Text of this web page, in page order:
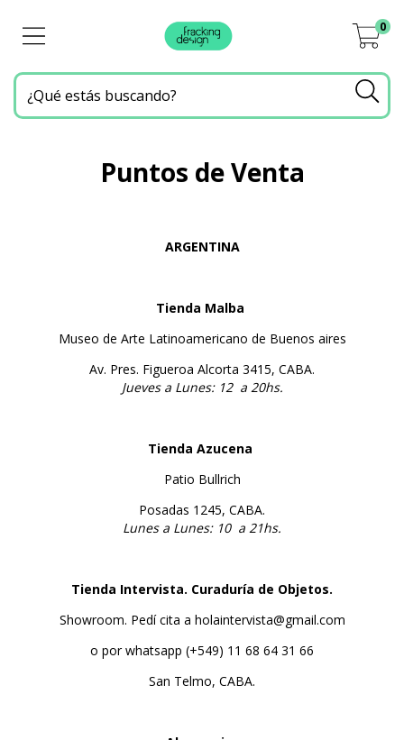
0
Puntos de Venta
ARGENTINA
Tienda Malba
Museo de Arte Latinoamericano de Buenos aires
Av. Pres. Figueroa Alcorta 3415, CABA.
Jueves a Lunes: 12 a 20hs.
Tienda Azucena
Patio Bullrich
Posadas 1245, CABA.
Lunes a Lunes: 10 a 21hs.
Tienda Intervista. Curaduría de Objetos.
Showroom. Pedí cita a holaintervista@gmail.com
o por whatsapp (+549) 11 68 64 31 66
San Telmo, CABA.